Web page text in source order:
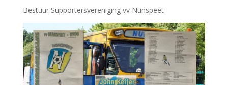
Bestuur Supportersvereniging vv Nunspeet